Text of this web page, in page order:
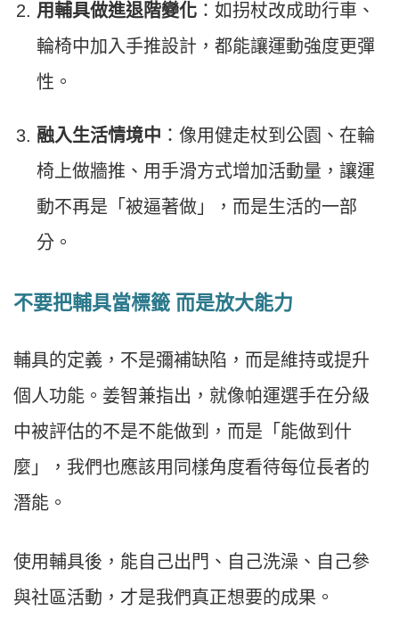
用輔具做進退階變化 ：如拐杖改成助行車、
輪椅中加入手推設計，都能讓運動強度更彈
性。
融入生活情境中 ：像用健走杖到公園、在輪
椅上做牆推、用手滑方式增加活動量，讓運
動不再是「被逼著做」，而是生活的一部
分。
不要把輔具當標籤 而是放大能力
輔具的定義，不是彌補缺陷，而是維持或提升
個人功能。姜智兼指出，就像帕運選手在分級
中被評估的不是不能做到，而是「能做到什
麼」，我們也應該用同樣角度看待每位長者的
潛能。
使用輔具後，能自己出門、自己洗澡、自己參
與社區活動，才是我們真正想要的成果。